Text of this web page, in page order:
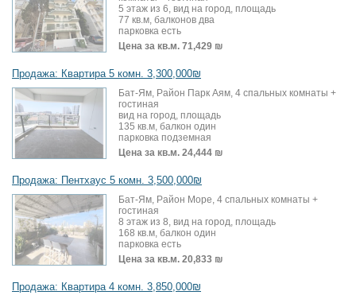
5 этаж из 6, вид на город, площадь
77 кв.м, балконов два
парковка есть
Цена за кв.м. 71,429 ₪
Продажа: Квартира 5 комн. 3,300,000₪
Бат-Ям, Район Парк Аям, 4 спальных комнаты +
гостиная
вид на город, площадь
135 кв.м, балкон один
парковка подземная
Цена за кв.м. 24,444 ₪
Продажа: Пентхаус 5 комн. 3,500,000₪
Бат-Ям, Район Море, 4 спальных комнаты +
гостиная
8 этаж из 8, вид на город, площадь
168 кв.м, балкон один
парковка есть
Цена за кв.м. 20,833 ₪
Продажа: Квартира 4 комн. 3,850,000₪